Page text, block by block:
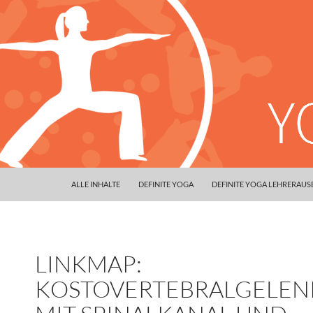
ALLE INHALTE DEFINITE YOGA DEFINITE YOGA
LINKMAP: